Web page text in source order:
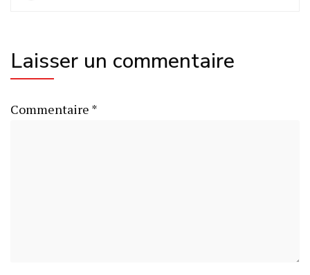
Laisser un commentaire
Commentaire *